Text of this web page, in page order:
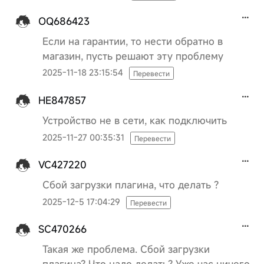
OQ686423
Если на гарантии, то нести обратно в
магазин, пусть решают эту проблему
2025-11-18 23:15:54 Перевести
HE847857
Устройство не в сети, как подключить
2025-11-27 00:35:31 Перевести
VC427220
Сбой загрузки плагина, что делать ?
2025-12-5 17:04:29 Перевести
SC470266
Такая же проблема. Сбой загрузки